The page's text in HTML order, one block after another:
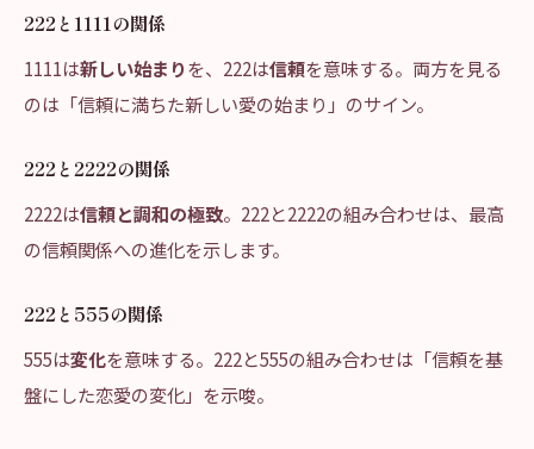
222と1111の関係
1111は新しい始まりを、222は信頼を意味する。両方を見る
のは「信頼に満ちた新しい愛の始まり」のサイン。
222と2222の関係
2222は信頼と調和の極致。222と2222の組み合わせは、最高
の信頼関係への進化を示します。
222と555の関係
555は変化を意味する。222と555の組み合わせは「信頼を基
盤にした恋愛の変化」を示唆。